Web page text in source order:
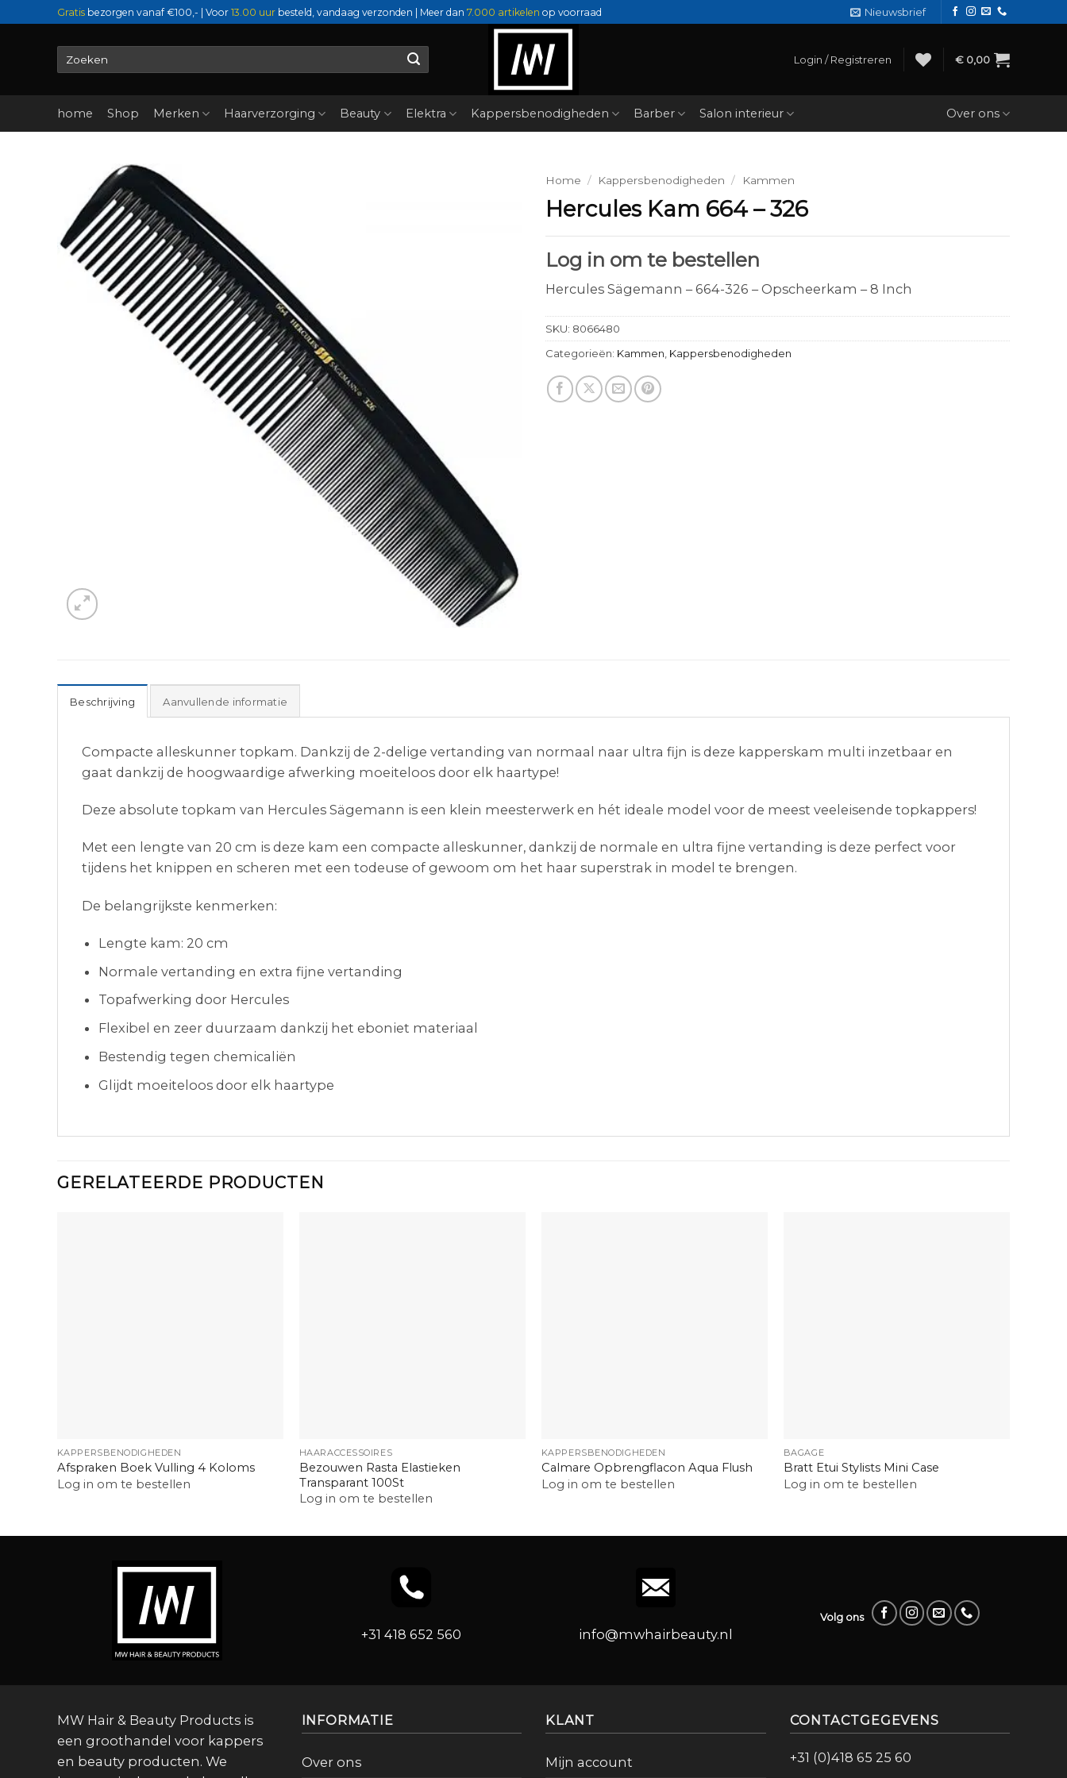
Gratis bezorgen vanaf €100,- | Voor 13.00 uur besteld, vandaag verzonden | Meer dan 7.000 artikelen op voorraad Nieuwsbrief
Zoeken
Login / Registreren € 0,00
home Shop Merken Haarverzorging Beauty Elektra Kappersbenodigheden Barber Salon interieur Over ons
Home / Kappersbenodigheden / Kammen
Hercules Kam 664 – 326
Log in om te bestellen
Hercules Sägemann – 664-326 – Opscheerkam – 8 Inch
SKU: 8066480
Categorieën: Kammen Kappersbenodigheden
Beschrijving Aanvullende informatie
Compacte alleskunner topkam. Dankzij de 2-delige vertanding van normaal naar ultra fijn is deze kapperskam multi inzetbaar en
gaat dankzij de hoogwaardige afwerking moeiteloos door elk haartype!
Deze absolute topkam van Hercules Sägemann is een klein meesterwerk en hét ideale model voor de meest veeleisende topkappers!
Met een lengte van 20 cm is deze kam een compacte alleskunner, dankzij de normale en ultra fijne vertanding is deze perfect voor
tijdens het knippen en scheren met een todeuse of gewoom om het haar superstrak in model te brengen.
De belangrijkste kenmerken:
Lengte kam: 20 cm
Normale vertanding en extra fijne vertanding
Topafwerking door Hercules
Flexibel en zeer duurzaam dankzij het eboniet materiaal
Bestendig tegen chemicaliën
Glijdt moeiteloos door elk haartype
GERELATEERDE PRODUCTEN
KAPPERSBENODIGHEDEN
Afspraken Boek Vulling 4 Koloms
Log in om te bestellen
HAARACCESSOIRES
Bezouwen Rasta Elastieken
Transparant 100St
Log in om te bestellen
KAPPERSBENODIGHEDEN
Calmare Opbrengflacon Aqua Flush
Log in om te bestellen
BAGAGE
Bratt Etui Stylists Mini Case
Log in om te bestellen
+31 418 652 560 info@mwhairbeauty.nl
Volg ons
MW Hair & Beauty Products is
een groothandel voor kappers
en beauty producten. We
INFORMATIE
Over ons
KLANT
Mijn account
CONTACTGEGEVENS
+31 (0)418 65 25 60